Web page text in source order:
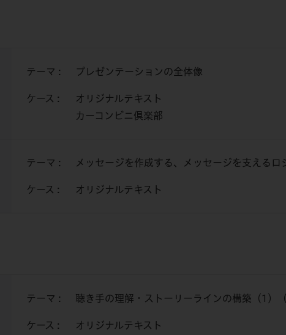
テーマ : プレゼンテーションの全体像
ケース :
オリジナルテキスト
カーコンビニ倶楽部
テーマ : メッセージを作成する、メッセージを支える
ケース : オリジナルテキスト
テーマ : 聴き手の理解・ストーリーラインの構築（1）（
ケース : オリジナルテキスト